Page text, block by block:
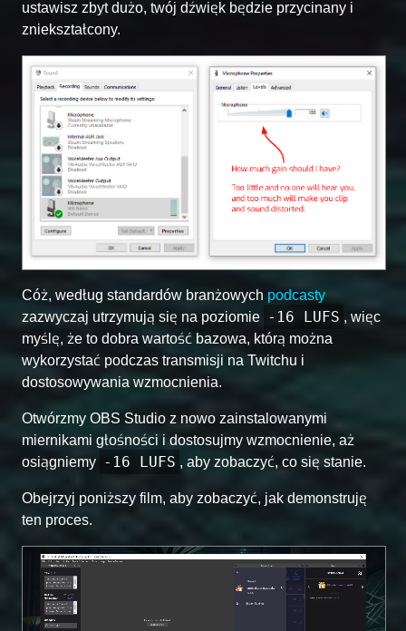
ustawisz zbyt dużo, twój dźwięk będzie przycinany i
zniekształcony.
Cóż, według standardów branżowych podcasty
zazwyczaj utrzymują się na poziomie -16 LUFS , więc
myślę, że to dobra wartość bazowa, którą można
wykorzystać podczas transmisji na Twitchu i
dostosowywania wzmocnienia.
Otwórzmy OBS Studio z nowo zainstalowanymi
miernikami głośności i dostosujmy wzmocnienie, aż
osiągniemy -16 LUFS , aby zobaczyć, co się stanie.
Obejrzyj poniższy film, aby zobaczyć, jak demonstruję
ten proces.